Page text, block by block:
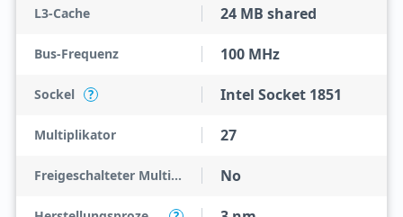
L3-Cache 24 MB shared
Bus-Frequenz 100 MHz
Sockel ? Intel Socket 1851
Multiplikator 27
Freigeschalteter Multiplikator No